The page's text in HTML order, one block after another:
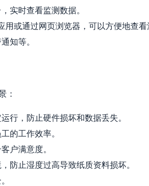
实时查看监测数据。
用或通过网页浏览器，可以方便地查看
知等。
：
行，防止硬件损坏和数据丢失。
的工作效率。
户满意度。
防止湿度过高导致纸质资料损坏。